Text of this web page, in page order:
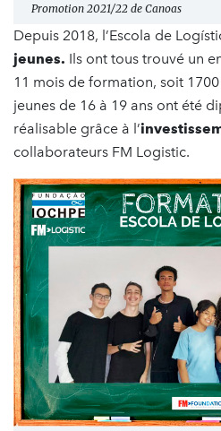
Promotion 2021/22 de Canoas
Depuis 2018, l’Escola de
jeunes. Ils ont tous trouvé un
11 mois de formation, soit
jeunes de 16 à 19 ans ont été
réalisable grâce à l’
collaborateurs FM Logistic.